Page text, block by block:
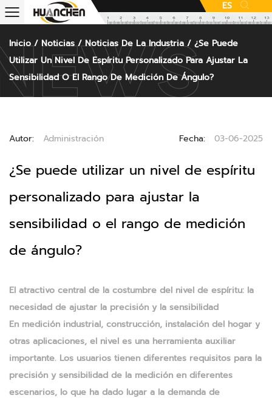
ES
Inicio/ Noticias/Noticias De La Industria/ ¿Se Puede
Utilizar Un Nivel De Espíritu Personalizado Para Ajustar La
Sensibilidad O El Rango De Medición De Ángulo?
Autor: Administración Fecha: 03-06-2025
¿Se puede utilizar un nivel de espíritu
personalizado para ajustar la
sensibilidad o el rango de medición
de ángulo?
El atractivo central de la costumbre del nivel de espíritu: la
necesidad de ajustar la precisión y la sensibilidad
En medición industrial, construcción, instalación del hogar y
otras aplicaciones, el nivel es una herramienta auxiliar
importante. Los usuarios tienen diferentes requisitos para la
precisión y sensibilidad de la medición en diferentes
escenarios, lo que ha dado lugar a la demanda de